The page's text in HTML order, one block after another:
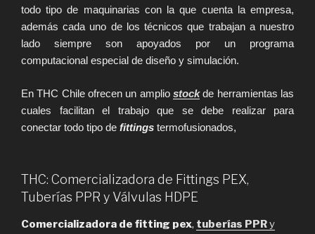
todo tipo de maquinarias con la que cuenta la empresa,
además cada uno de los técnicos que trabajan a nuestro
lado siempre son apoyados por un programa
computacional especial de diseño y simulación.
En THC Chile ofrecen un amplio stock de herramientas las
cuales facilitan el trabajo que se debe realizar para
conectar todo tipo de fittings termofusionados,
THC: Comercializadora de Fittings PEX,
Tuberías PPR y Válvulas HDPE
Comercializadora de fitting pex, tuberías PPRy